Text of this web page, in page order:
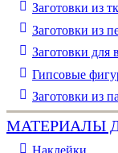
Заготовки из
Заготовки из
Заготовки для
Гипсовые
Заготовки из
МАТЕРИАЛЫ
Наклейки